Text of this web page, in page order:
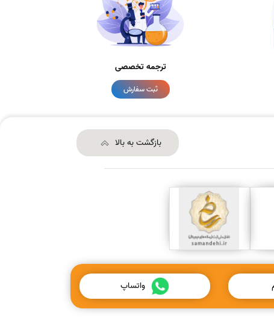
ترجمه تخصصی
ثبت سفارش
بازگشت به بالا
واتساپ